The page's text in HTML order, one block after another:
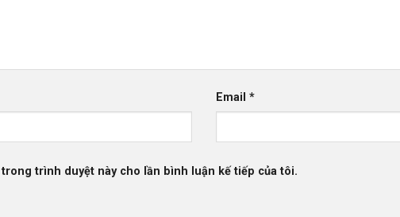
Email *
trình duyệt này cho lần bình luận kế tiếp của tôi.